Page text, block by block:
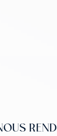
REND